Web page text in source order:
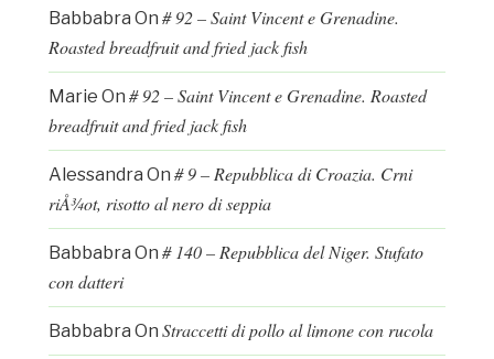
Babbabra On # 92 – Saint Vincent e Grenadine.
Roasted breadfruit and fried jack fish
Marie On # 92 – Saint Vincent e Grenadine. Roasted
breadfruit and fried jack fish
Alessandra On # 9 – Repubblica di Croazia. Crni
riÅ¾ot, risotto al nero di seppia
Babbabra On # 140 – Repubblica del Niger. Stufato
con datteri
Babbabra On Straccetti di pollo al limone con rucola